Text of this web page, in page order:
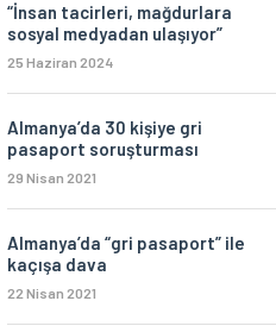
“İnsan tacirleri, mağdurlara
sosyal medyadan ulaşıyor”
25 Haziran 2024
Almanya’da 30 kişiye gri
pasaport soruşturması
29 Nisan 2021
Almanya’da “gri pasaport” ile
kaçışa dava
22 Nisan 2021